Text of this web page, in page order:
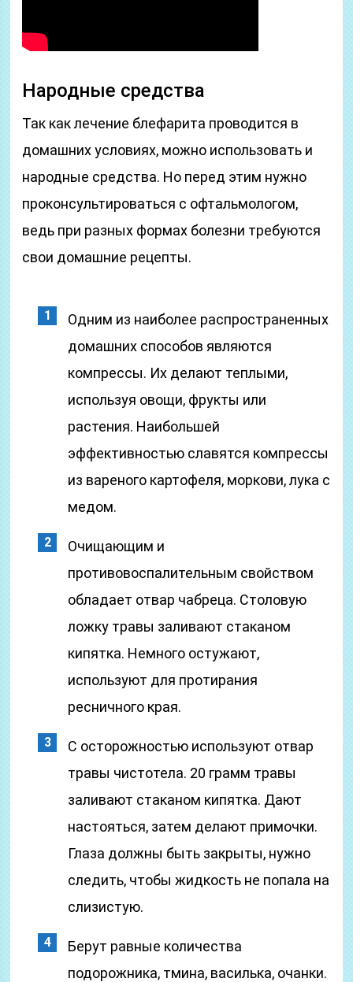
Народные средства
Так как лечение блефарита проводится в
домашних условиях, можно использовать и
народные средства. Но перед этим нужно
проконсультироваться с офтальмологом,
ведь при разных формах болезни требуются
свои домашние рецепты.
Одним из наиболее распространенных
домашних способов являются
компрессы. Их делают теплыми,
используя овощи, фрукты или
растения. Наибольшей
эффективностью славятся компрессы
из вареного картофеля, моркови, лука с
медом.
Очищающим и
противовоспалительным свойством
обладает отвар чабреца. Столовую
ложку травы заливают стаканом
кипятка. Немного остужают,
используют для протирания
ресничного края.
С осторожностью используют отвар
травы чистотела. 20 грамм травы
заливают стаканом кипятка. Дают
настояться, затем делают примочки.
Глаза должны быть закрыты, нужно
следить, чтобы жидкость не попала на
слизистую.
Берут равные количества
подорожника, тмина, василька, очанки.